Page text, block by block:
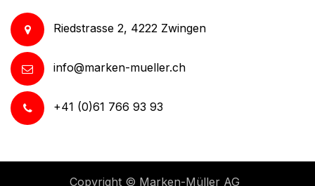
Riedstrasse 2, 4222 Zwingen
info@marken-mueller.ch
+41 (0)61 766 93 93
Copyright © Marken-Müller AG